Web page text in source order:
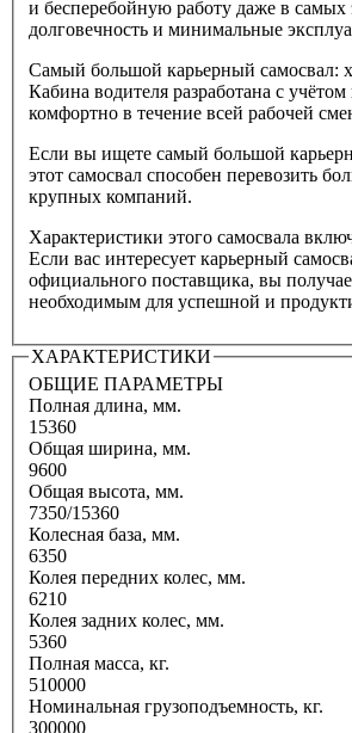
и бесперебойную работу даже в
долговечность и минимальные
Самый большой карьерный самосвал:
Кабина водителя разработана с
комфортно в течение всей рабочей
Если вы ищете самый большой
этот самосвал способен перевозить
крупных компаний.
Характеристики этого самосвала
Если вас интересует карьерный
официального поставщика, вы
необходимым для успешной и
ХАРАКТЕРИСТИКИ
ОБЩИЕ ПАРАМЕТРЫ
Полная длина, мм.
15360
Общая ширина, мм.
9600
Общая высота, мм.
7350/15360
Колесная база, мм.
6350
Колея передних колес, мм.
6210
Колея задних колес, мм.
5360
Полная масса, кг.
510000
Номинальная грузоподъемность, кг.
300000